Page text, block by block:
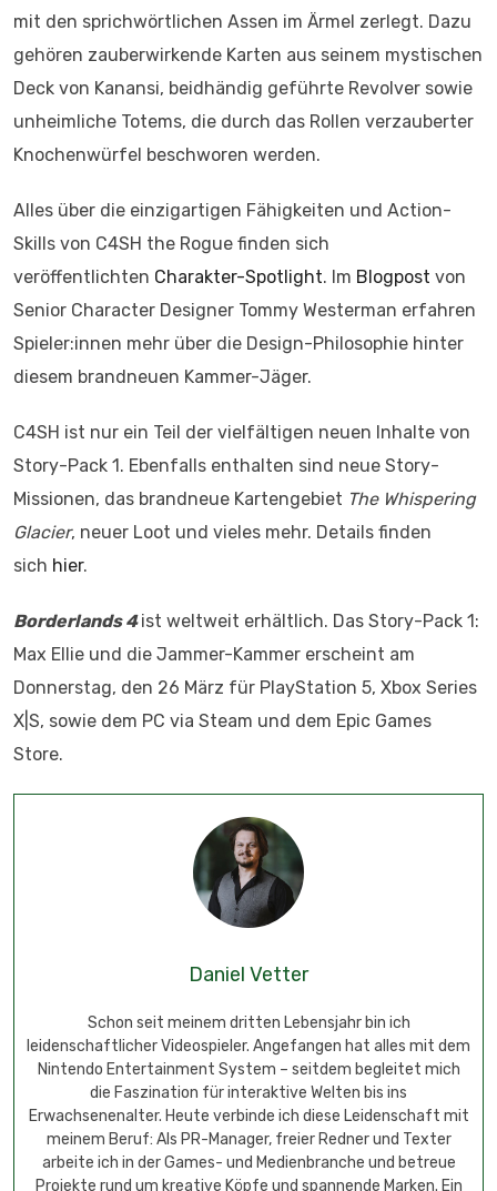
mit den sprichwörtlichen Assen im Ärmel zerlegt. Dazu
gehören zauberwirkende Karten aus seinem mystischen
Deck von Kanansi, beidhändig geführte Revolver sowie
unheimliche Totems, die durch das Rollen verzauberter
Knochenwürfel beschworen werden.
Alles über die einzigartigen Fähigkeiten und Action-
Skills von C4SH the Rogue finden sich
veröffentlichten Charakter-Spotlight. Im Blogpost von
Senior Character Designer Tommy Westerman erfahren
Spieler:innen mehr über die Design-Philosophie hinter
diesem brandneuen Kammer-Jäger.
C4SH ist nur ein Teil der vielfältigen neuen Inhalte von
Story-Pack 1. Ebenfalls enthalten sind neue Story-
Missionen, das brandneue Kartengebiet The Whispering
Glacier, neuer Loot und vieles mehr. Details finden
sich hier.
Borderlands 4ist weltweit erhältlich. Das Story-Pack 1:
Max Ellie und die Jammer-Kammer erscheint am
Donnerstag, den 26 März für PlayStation 5, Xbox Series
X|S, sowie dem PC via Steam und dem Epic Games
Store.
Daniel Vetter
Schon seit meinem dritten Lebensjahr bin ich
leidenschaftlicher Videospieler. Angefangen hat alles mit dem
Nintendo Entertainment System – seitdem begleitet mich
die Faszination für interaktive Welten bis ins
Erwachsenenalter. Heute verbinde ich diese Leidenschaft mit
meinem Beruf: Als PR-Manager, freier Redner und Texter
arbeite ich in der Games- und Medienbranche und betreue
Projekte rund um kreative Köpfe und spannende Marken. Ein